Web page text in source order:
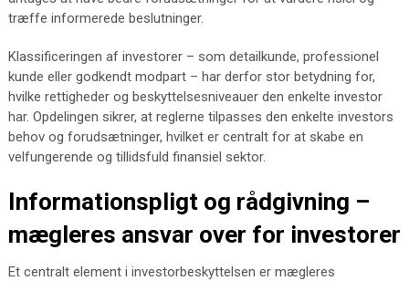
træffe informerede beslutninger.
Klassificeringen af investorer – som detailkunde, professionel
kunde eller godkendt modpart – har derfor stor betydning for,
hvilke rettigheder og beskyttelsesniveauer den enkelte investor
har. Opdelingen sikrer, at reglerne tilpasses den enkelte investors
behov og forudsætninger, hvilket er centralt for at skabe en
velfungerende og tillidsfuld finansiel sektor.
Informationspligt og rådgivning –
mægleres ansvar over for investorer
Et centralt element i investorbeskyttelsen er mægleres